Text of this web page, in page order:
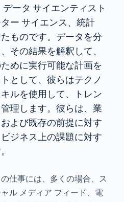
ータ サイエンティスト
ー サイエンス、統計
ものです。データを分
その結果を解釈して、
めに実行可能な計画を
として、彼らはテクノ
ルを使用して、トレン
理します。彼らは、業
よび既存の前提に対す
ジネス上の課題に対す
仕事には、多くの場合、ス
ル メディア フィード、電